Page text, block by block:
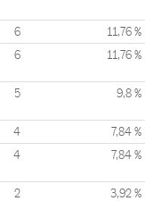
6 11,76 %
6 11,76 %
5 9,8 %
4 7,84 %
4 7,84 %
2 3,92 %